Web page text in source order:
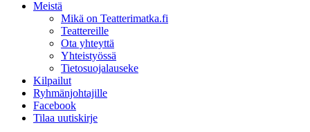
Meistä
Mikä on Teatterimatka.fi
Teattereille
Ota yhteyttä
Yhteistyössä
Tietosuojalauseke
Kilpailut
Ryhmänjohtajille
Facebook
Tilaa uutiskirje